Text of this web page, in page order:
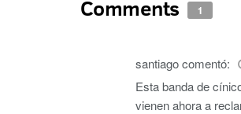
Comments 1
santiagocomentó:
Esta banda de
vienen ahora a